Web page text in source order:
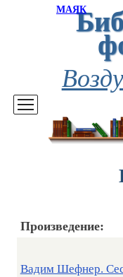
МАЯК
Произведение:
Вадим Шефнер.